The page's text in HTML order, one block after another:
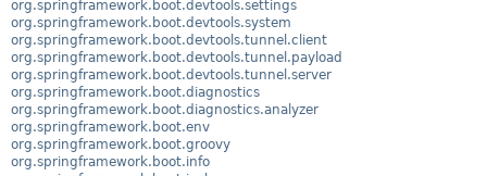
org.springframework.boot.devtools.settings
org.springframework.boot.devtools.system
org.springframework.boot.devtools.tunnel.client
org.springframework.boot.devtools.tunnel.payload
org.springframework.boot.devtools.tunnel.server
org.springframework.boot.diagnostics
org.springframework.boot.diagnostics.analyzer
org.springframework.boot.env
org.springframework.boot.groovy
org.springframework.boot.info